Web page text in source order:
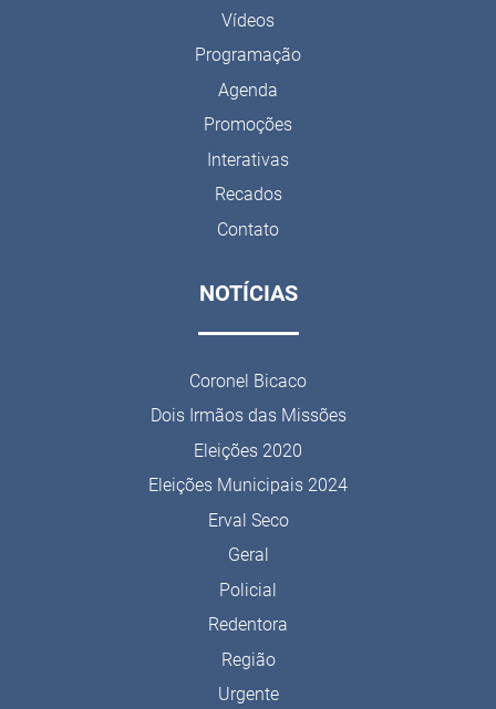
Vídeos
Programação
Agenda
Promoções
Interativas
Recados
Contato
NOTÍCIAS
Coronel Bicaco
Dois Irmãos das Missões
Eleições 2020
Eleições Municipais 2024
Erval Seco
Geral
Policial
Redentora
Região
Urgente